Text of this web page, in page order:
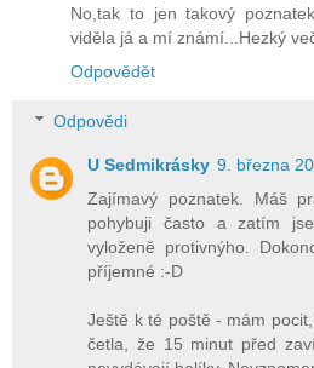
No,tak to jen takový
viděla já a mí známí...Hezký
Odpovědět
Odpovědi
U Sedmikrásky 9. března
Zajímavý poznatek. Máš
pohybuji často a zatím
vyloženě protivnýho.
příjemné :-D
Ještě k té poště - mám
četla, že 15 minut před